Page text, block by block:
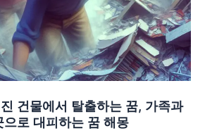
건물에서 탈출하는 꿈, 가족과
으로 대피하는 꿈 해몽